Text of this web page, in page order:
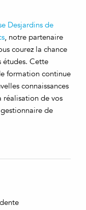
Desjardins de
, notre partenaire
courez la chance
études. Cette
formation continue
connaissances
réalisation de vos
de